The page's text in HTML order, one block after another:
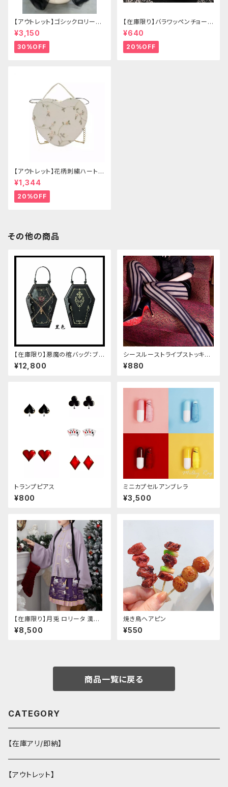
【アウトレット】ゴシックロリータ
ゴールドクラウン＆ホーン(ヴェ
ール付き)
¥3,150
30%OFF
【在庫限り】バラワッペンチョーカ
ー
¥640
20%OFF
【アウトレット】花柄刺繍ハートバ
ッグ
¥1,344
20%OFF
その他の商品
【在庫限り】悪魔の棺バッグ：ブラ
ック
¥12,800
シースルーストライプストッキン
グ
¥880
トランプピアス
¥800
ミニカプセルアンブレラ
¥3,500
【在庫限り】月兎 ロリータ 漢服
ツーピース セットアップ チャイ
ナ風 華ロリ ロリィタ 刺繍 和柄
い カジュアル ファッション 民族
¥8,500
焼き鳥ヘアピン
¥550
商品一覧に戻る
CATEGORY
【在庫アリ/即納】
【アウトレット】